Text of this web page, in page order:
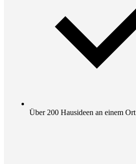
Über 200 Hausideen an einem Ort